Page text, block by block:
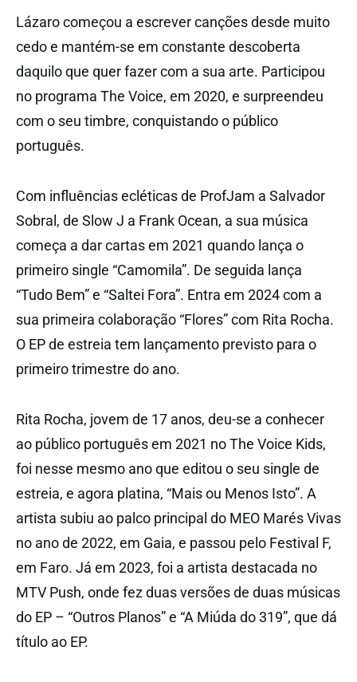
Lázaro começou a escrever canções desde muito
cedo e mantém-se em constante descoberta
daquilo que quer fazer com a sua arte. Participou
no programa The Voice, em 2020, e surpreendeu
com o seu timbre, conquistando o público
português.
Com influências ecléticas de ProfJam a Salvador
Sobral, de Slow J a Frank Ocean, a sua música
começa a dar cartas em 2021 quando lança o
primeiro single “Camomila”. De seguida lança
“Tudo Bem” e “Saltei Fora”. Entra em 2024 com a
sua primeira colaboração “Flores” com Rita Rocha.
O EP de estreia tem lançamento previsto para o
primeiro trimestre do ano.
Rita Rocha, jovem de 17 anos, deu-se a conhecer
ao público português em 2021 no The Voice Kids,
foi nesse mesmo ano que editou o seu single de
estreia, e agora platina, “Mais ou Menos Isto”. A
artista subiu ao palco principal do MEO Marés Vivas
no ano de 2022, em Gaia, e passou pelo Festival F,
em Faro. Já em 2023, foi a artista destacada no
MTV Push, onde fez duas versões de duas músicas
do EP – “Outros Planos” e “A Miúda do 319”, que dá
título ao EP.